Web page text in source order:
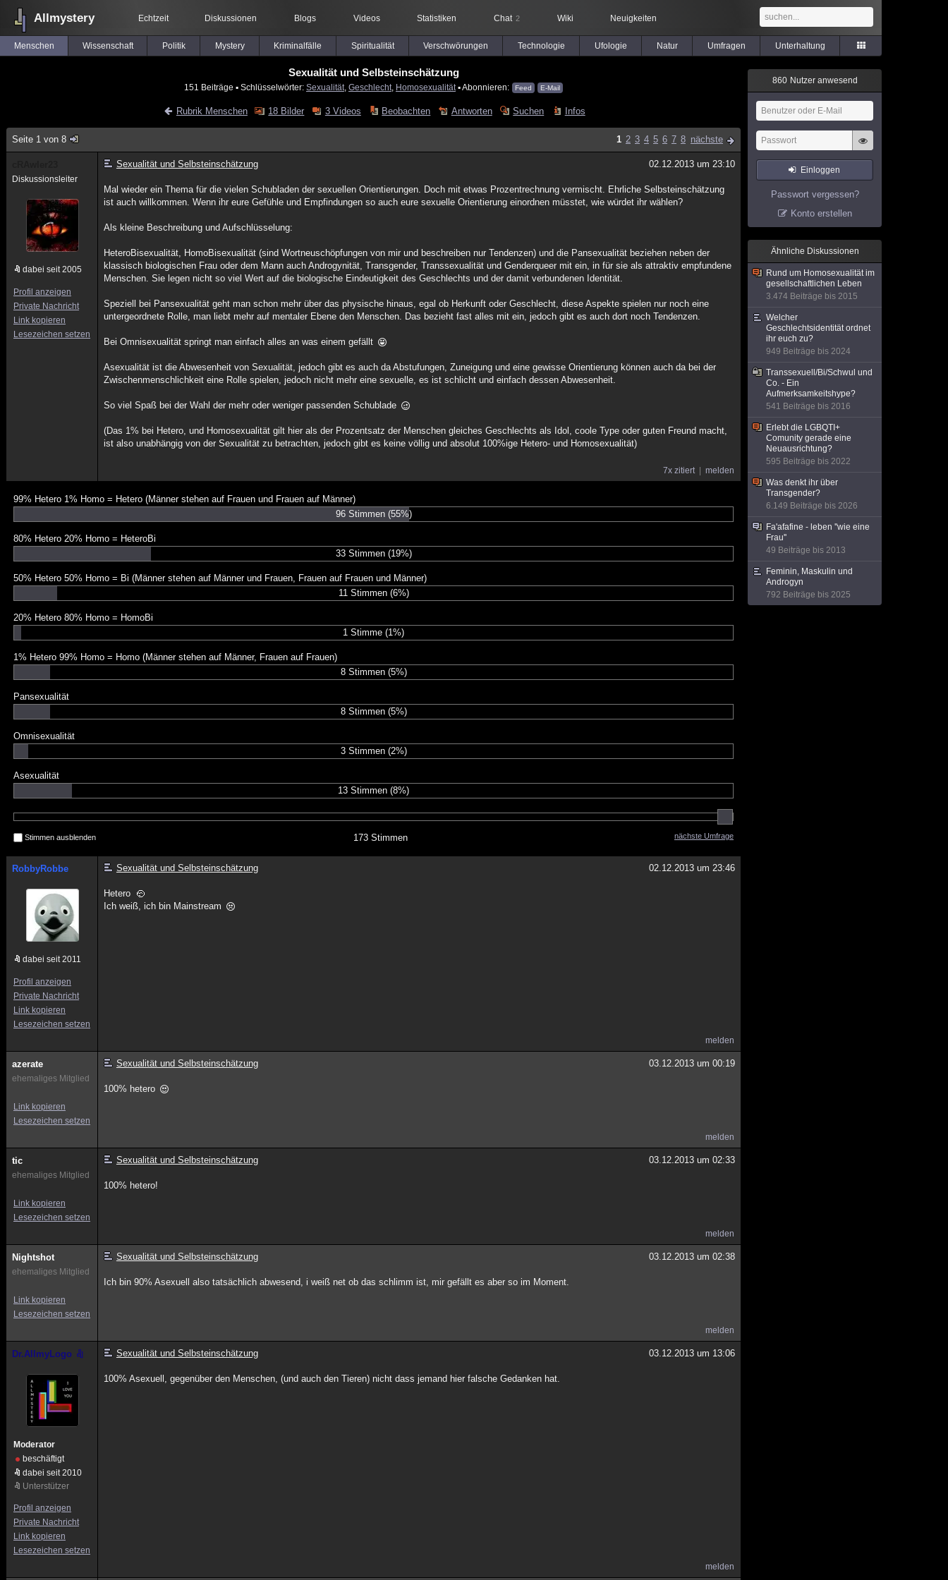
Allmystery Echtzeit Diskussionen Blogs Videos Statistiken Chat 2 Wiki Neuigkeiten
Menschen Wissenschaft Politik Mystery Kriminalfälle Spiritualität Verschwörungen Technologie Ufologie Natur Umfragen Unterhaltung
Sexualität und Selbsteinschätzung
151 Beiträge ▪ Schlüsselwörter: Sexualität Geschlecht Homosexualität ▪ Abonnieren: Feed E-Mail
Rubrik Menschen 18 Bilder 3 Videos Beobachten Antworten Suchen Infos
Seite 1 von 8 1 2 3 4 5 6 7 8 nächste
Diskussionsleiter
dabei seit 2005
Profil anzeigen
Private Nachricht
Link kopieren
Lesezeichen setzen
Sexualität und Selbsteinschätzung 02.12.2013 um 23:10
Mal wieder ein Thema für die vielen Schubladen der sexuellen Orientierungen. Doch mit etwas Prozentrechnung vermischt. Ehrliche Selbsteinschätzung
ist auch willkommen. Wenn ihr eure Gefühle und Empfindungen so auch eure sexuelle Orientierung einordnen müsstet, wie würdet ihr wählen?
Als kleine Beschreibung und Aufschlüsselung:
HeteroBisexualität, HomoBisexualität (sind Wortneuschöpfungen von mir und beschreiben nur Tendenzen) und die Pansexualität beziehen neben der
klassisch biologischen Frau oder dem Mann auch Androgynität, Transgender, Transsexualität und Genderqueer mit ein, in für sie als attraktiv empfundene
Menschen. Sie legen nicht so viel Wert auf die biologische Eindeutigkeit des Geschlechts und der damit verbundenen Identität.
Speziell bei Pansexualität geht man schon mehr über das physische hinaus, egal ob Herkunft oder Geschlecht, diese Aspekte spielen nur noch eine
untergeordnete Rolle, man liebt mehr auf mentaler Ebene den Menschen. Das bezieht fast alles mit ein, jedoch gibt es auch dort noch Tendenzen.
Bei Omnisexualität springt man einfach alles an was einem gefällt
Asexualität ist die Abwesenheit von Sexualität, jedoch gibt es auch da Abstufungen, Zuneigung und eine gewisse Orientierung können auch da bei der
Zwischenmenschlichkeit eine Rolle spielen, jedoch nicht mehr eine sexuelle, es ist schlicht und einfach dessen Abwesenheit.
So viel Spaß bei der Wahl der mehr oder weniger passenden Schublade
(Das 1% bei Hetero, und Homosexualität gilt hier als der Prozentsatz der Menschen gleiches Geschlechts als Idol, coole Type oder guten Freund macht,
ist also unabhängig von der Sexualität zu betrachten, jedoch gibt es keine völlig und absolut 100%ige Hetero- und Homosexualität)
7x zitiert melden
99% Hetero 1% Homo = Hetero (Männer stehen auf Frauen und Frauen auf Männer)
96 Stimmen (55%)
80% Hetero 20% Homo = HeteroBi
33 Stimmen (19%)
50% Hetero 50% Homo = Bi (Männer stehen auf Männer und Frauen, Frauen auf Frauen und Männer)
11 Stimmen (6%)
20% Hetero 80% Homo = HomoBi
1 Stimme (1%)
1% Hetero 99% Homo = Homo (Männer stehen auf Männer, Frauen auf Frauen)
8 Stimmen (5%)
Pansexualität
8 Stimmen (5%)
Omnisexualität
3 Stimmen (2%)
Asexualität
13 Stimmen (8%)
Stimmen ausblenden nächste Umfrage
173 Stimmen
RobbyRobbe
dabei seit 2011
Profil anzeigen
Private Nachricht
Link kopieren
Lesezeichen setzen
Sexualität und Selbsteinschätzung 02.12.2013 um 23:46
Hetero
Ich weiß, ich bin Mainstream
melden
azerate
ehemaliges Mitglied
Link kopieren
Lesezeichen setzen
Sexualität und Selbsteinschätzung 03.12.2013 um 00:19
100% hetero
melden
tic
ehemaliges Mitglied
Link kopieren
Lesezeichen setzen
Sexualität und Selbsteinschätzung 03.12.2013 um 02:33
100% hetero!
melden
Nightshot
ehemaliges Mitglied
Link kopieren
Lesezeichen setzen
Sexualität und Selbsteinschätzung 03.12.2013 um 02:38
Ich bin 90% Asexuell also tatsächlich abwesend, i weiß net ob das schlimm ist, mir gefällt es aber so im Moment.
melden
Dr.AllmyLogo
Moderator
beschäftigt
dabei seit 2010
Unterstützer
Profil anzeigen
Private Nachricht
Link kopieren
Lesezeichen setzen
Sexualität und Selbsteinschätzung 03.12.2013 um 13:06
100% Asexuell, gegenüber den Menschen, (und auch den Tieren) nicht dass jemand hier falsche Gedanken hat.
melden
860 Nutzer anwesend
Einloggen
Passwort vergessen?
Konto erstellen
Ähnliche Diskussionen
Rund um Homosexualität im
gesellschaftlichen Leben
3.474 Beiträge bis 2015
Welcher
Geschlechtsidentität ordnet
ihr euch zu?
949 Beiträge bis 2024
Transsexuell/Bi/Schwul und
Co. - Ein
Aufmerksamkeitshype?
541 Beiträge bis 2016
Erlebt die LGBQTI+
Comunity gerade eine
Neuausrichtung?
595 Beiträge bis 2022
Was denkt ihr über
Transgender?
6.149 Beiträge bis 2026
Fa'afafine - leben ''wie eine
Frau''
49 Beiträge bis 2013
Feminin, Maskulin und
Androgyn
792 Beiträge bis 2025